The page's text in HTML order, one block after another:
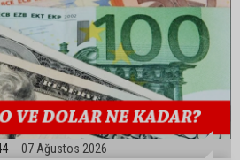
07 Ağustos 2026